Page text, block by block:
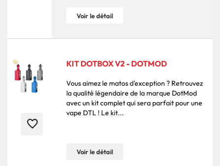
Voir le détail
favorite_border
KIT DOTBOX V2 - DOTMOD
Vous aimez le matos d'exception ? Retrouvez
la qualité légendaire de la marque DotMod
avec un kit complet qui sera parfait pour une
vape DTL ! Le kit...
Voir le détail